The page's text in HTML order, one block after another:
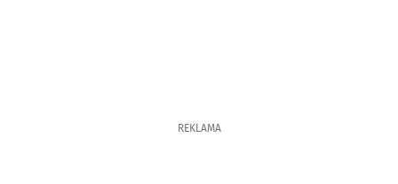
REKLAMA